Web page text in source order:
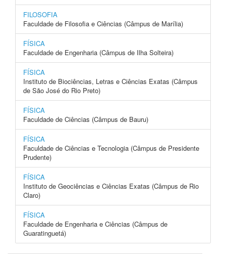
FILOSOFIA
Faculdade de Filosofia e Ciências (Câmpus de Marília)
FÍSICA
Faculdade de Engenharia (Câmpus de Ilha Solteira)
FÍSICA
Instituto de Biociências, Letras e Ciências Exatas (Câmpus
de São José do Rio Preto)
FÍSICA
Faculdade de Ciências (Câmpus de Bauru)
FÍSICA
Faculdade de Ciências e Tecnologia (Câmpus de Presidente
Prudente)
FÍSICA
Instituto de Geociências e Ciências Exatas (Câmpus de Rio
Claro)
FÍSICA
Faculdade de Engenharia e Ciências (Câmpus de
Guaratinguetá)